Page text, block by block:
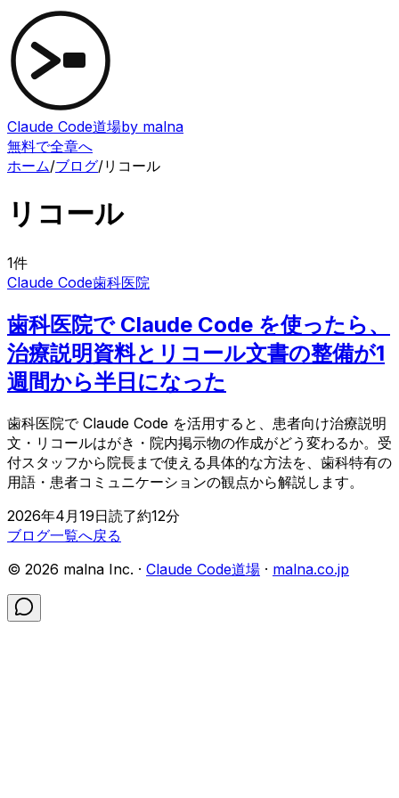
Claude Code道場by malna
無料で全章へ
ホーム/ブログ/リコール
リコール
1件
Claude Code歯科医院
歯科医院で Claude Code を使ったら、
治療説明資料とリコール文書の整備が1
週間から半日になった
歯科医院で Claude Code を活用すると、患者向け治療説明
文・リコールはがき・院内掲示物の作成がどう変わるか。受
付スタッフから院長まで使える具体的な方法を、歯科特有の
用語・患者コミュニケーションの観点から解説します。
2026年4月19日読了約12分
ブログ一覧へ戻る
© 2026 malna Inc. · Claude Code道場 · malna.co.jp